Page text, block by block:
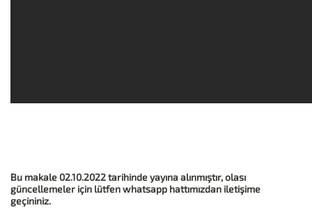
Bu makale 02.10.2022 tarihinde yayına alınmıştır, olası
güncellemeler için lütfen whatsapp hattımızdan iletişime
geçininiz.